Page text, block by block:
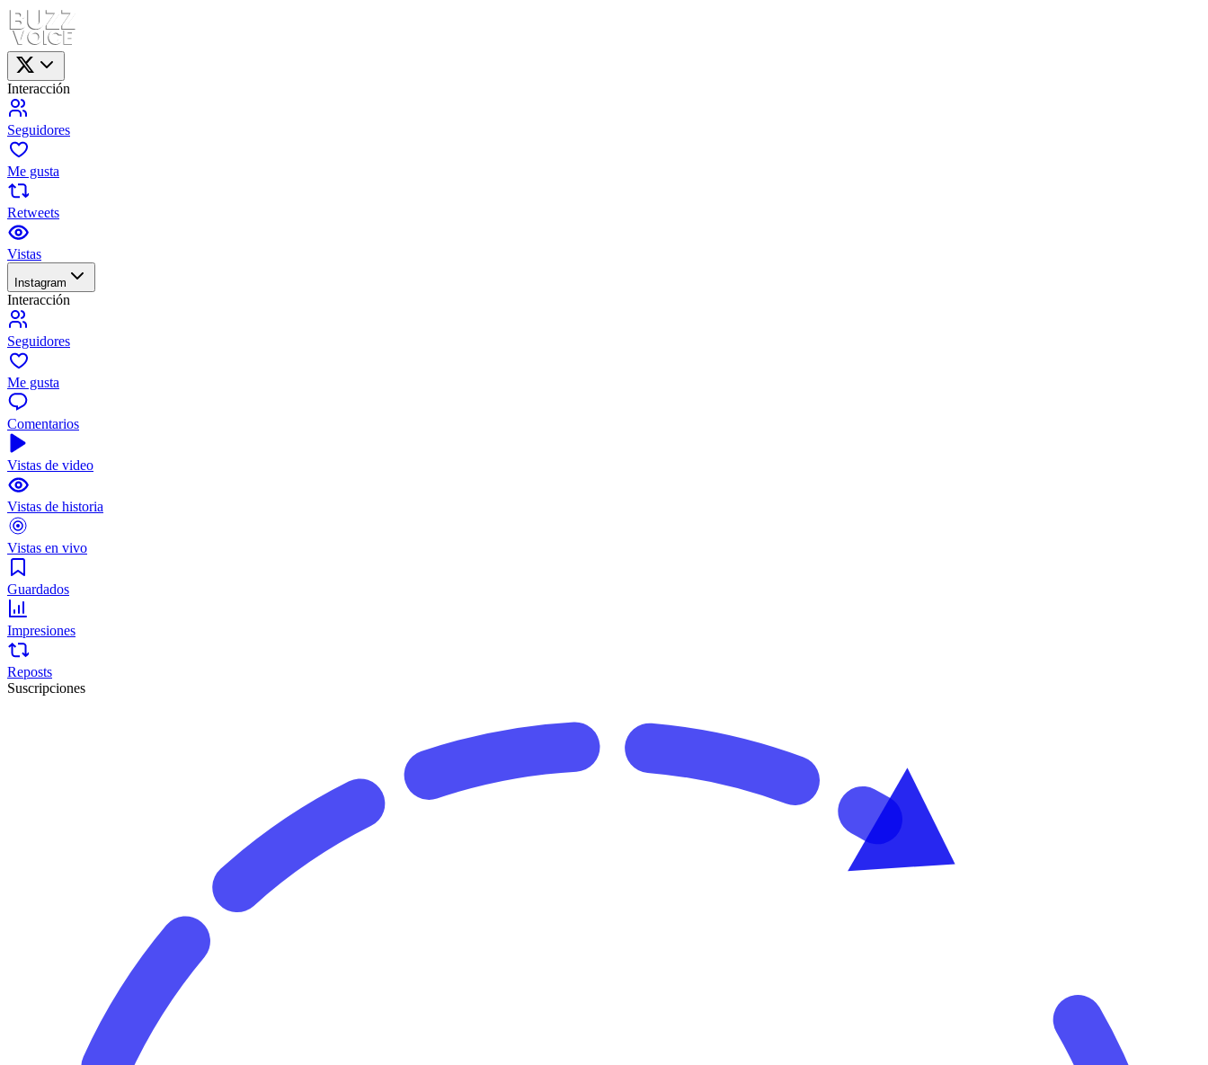
Interacción
Seguidores
Me gusta
Retweets
Vistas
Instagram
Interacción
Seguidores
Me gusta
Comentarios
Vistas de video
Vistas de historia
Vistas en vivo
Guardados
Impresiones
Reposts
Suscripciones